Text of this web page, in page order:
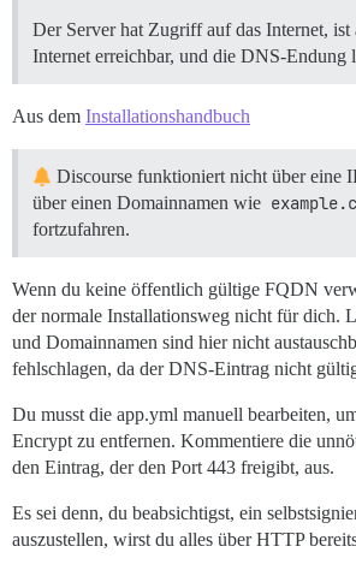
Der Server hat Zugriff auf das Internet, ist
Internet erreichbar, und die DNS-Endung
Aus dem Installationshandbuch
Discourse funktioniert nicht über eine
über einen Domainnamen wie
fortzufahren.
Wenn du keine öffentlich gültige FQDN
der normale Installationsweg nicht für dich.
und Domainnamen sind hier nicht
fehlschlagen, da der DNS-Eintrag nicht
Du musst die app.yml manuell bearbeiten,
Encrypt zu entfernen. Kommentiere die
den Eintrag, der den Port 443 freigibt, aus.
Es sei denn, du beabsichtigst, ein
auszustellen, wirst du alles über HTTP